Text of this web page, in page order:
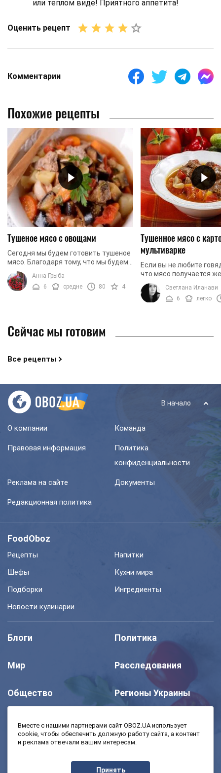
или теплом виде! Приятного аппетита!
Оценить рецепт
Комментарии
Похожие рецепты
Тушеное мясо с овощами
Сегодня мы будем готовить тушеное
мясо. Благодаря тому, что мы будем
использовать свиной ошеек, блюдо
получится чрезвычайно
нежным.Также, к мясу ...
Анна Грыба
6
средне 80 4
Тушенное мясо с
мультиварке
Если вы не любите
что мясо получается
точно не про данное
том, что мы будем
в ...
Светлана Иланави
6
легко
Сейчас мы готовим
Все рецепты
В начало
О компании Команда
Правовая информация
Политика
конфиденциальности
Реклама на сайте Документы
Редакционная политика
FoodOboz
Рецепты
Напитки
Шефы
Кухни мира
Подборки
Ингредиенты
Новости кулинарии
Блоги Политика
Мир Расследования
Общество Регионы Украины
Моя школа Авто
Вместе с нашими партнерами сайт OBOZ.UA использует
cookie, чтобы обеспечить должную работу сайта, а контент
и реклама отвечали вашим интересам.
Принять